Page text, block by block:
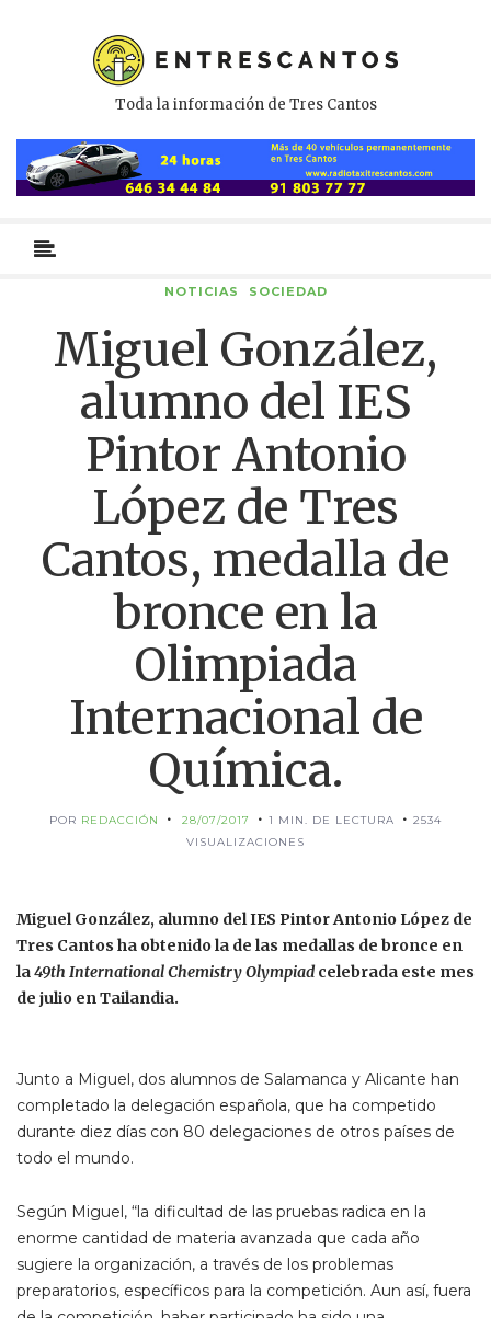
Toda la información de Tres Cantos
primario
NOTICIAS SOCIEDAD
Miguel González,
alumno del IES
Pintor Antonio
López de Tres
Cantos, medalla de
bronce en la
Olimpiada
Internacional de
Química.
POR REDACCIÓN 28/07/2017 1 MIN. DE LECTURA
2534
VISUALIZACIONES
Miguel González, alumno del IES Pintor Antonio López de
Tres Cantos ha obtenido la de las medallas de bronce en
la49th International Chemistry Olympiadcelebrada este mes
de julio en Tailandia.
Junto a Miguel, dos alumnos de Salamanca y Alicante han
completado la delegación española, que ha competido
durante diez días con 80 delegaciones de otros países de
todo el mundo.
Según Miguel, “la dificultad de las pruebas radica en la
enorme cantidad de materia avanzada que cada año
sugiere la organización, a través de los problemas
preparatorios, específicos para la competición. Aun así, fuera